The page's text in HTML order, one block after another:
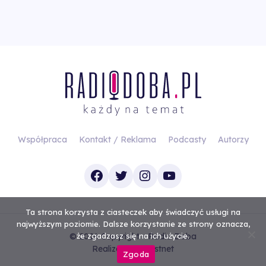
Współpraca Kontakt / Reklama Podcasty Autorzy
Facebook
TwitterInstagram
YouTube
© 2026 Copyright - Radio Doba
RealizacjaInvestnet
Ta strona korzysta z ciasteczek aby świadczyć usługi na
najwyższym poziomie. Dalsze korzystanie ze strony oznacza,
że zgadzasz się na ich użycie.
Zgoda